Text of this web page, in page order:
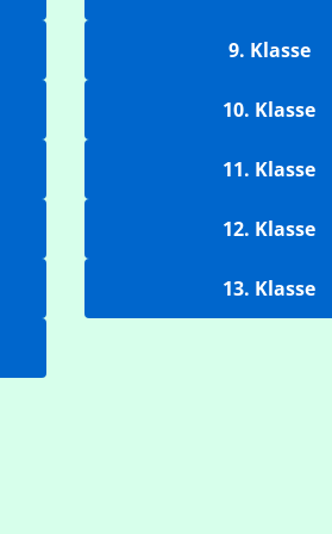
9. Klasse
10. Klasse
11. Klasse
12. Klasse
13. Klasse